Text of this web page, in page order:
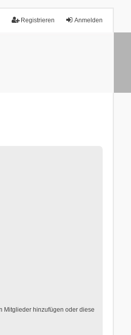
Anmelden
Registrieren
Mitglieder hinzufügen oder diese